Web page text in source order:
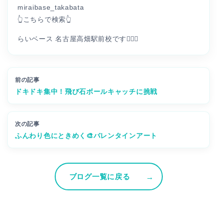
miraibase_takabata
👆こちらで検索👆
らいベース 名古屋高畑駅前校です👩🏻‍⚕️
前の記事
ドキドキ集中！飛び石ボールキャッチに挑戦
次の記事
ふんわり色にときめく🎨バレンタインアート
ブログ一覧に戻る